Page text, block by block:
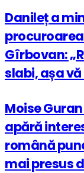
Danileț a
Gîrbovan:
slabi, așa
Moise
apără
română
mai presus